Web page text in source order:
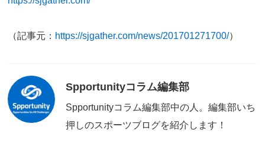
（記事元： https://sjgather.com/news/201701271700/）
Spportunityコラム編集部
Spportunityコラム編集部中の人。編集部いち
押しのスポーツブログを紹介します！